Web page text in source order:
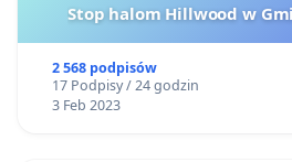
Stop halom Hillwood w
2 568 podpisów
17 Podpisy / 24 godzin
3 Feb 2023